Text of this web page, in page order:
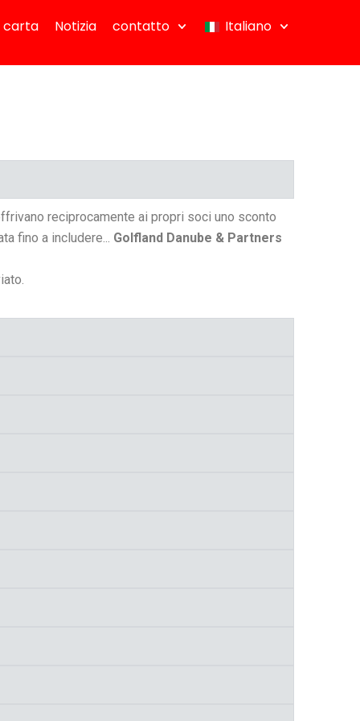
carta Notizia contatto Italiano
reciprocamente ai propri soci uno sconto
fino a includere... Golfland Danube & Partners